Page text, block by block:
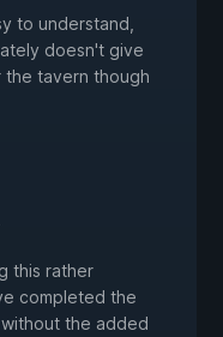
to understand,
doesn't give
the tavern though
this rather
completed the
the added